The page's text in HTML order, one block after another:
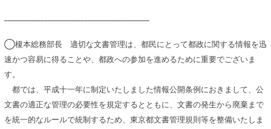
◯榎本総務部長 適切な文書管理は、都民にとって都政に関する情報を迅
速かつ容易に得ることや、都政への参加を進めるために重要でございま
す。
都では、平成十一年に制定いたしました情報公開条例におきまして、公
文書の適正な管理の必要性を規定するとともに、文書の発生から廃棄まで
を統一的なルールで統制するため、東京都文書管理規則等を整備いたしま